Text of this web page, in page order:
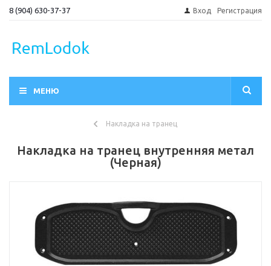
8 (904) 630-37-37 Вход Регистрация
МЕНЮ
Накладка на транец
Накладка на транец внутренняя метал
(Черная)